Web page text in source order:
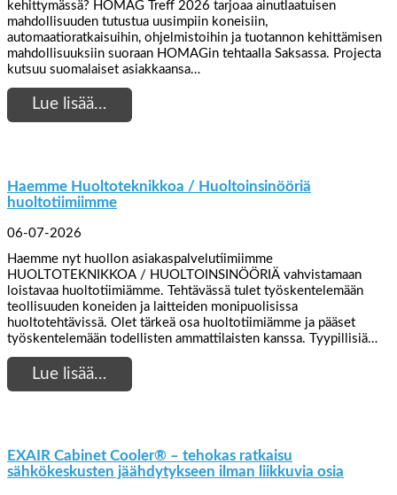
kehittymässä? HOMAG Treff 2026 tarjoaa ainutlaatuisen
mahdollisuuden tutustua uusimpiin koneisiin,
automaatioratkaisuihin, ohjelmistoihin ja tuotannon kehittämisen
mahdollisuuksiin suoraan HOMAGin tehtaalla Saksassa. Projecta
kutsuu suomalaiset asiakkaansa…
Lue lisää…
Haemme Huoltoteknikkoa / Huoltoinsinööriä
huoltotiimiimme
06-07-2026
Haemme nyt huollon asiakaspalvelutiimiimme
HUOLTOTEKNIKKOA / HUOLTOINSINÖÖRIÄ vahvistamaan
loistavaa huoltotiimiämme. Tehtävässä tulet työskentelemään
teollisuuden koneiden ja laitteiden monipuolisissa
huoltotehtävissä. Olet tärkeä osa huoltotiimiämme ja pääset
työskentelemään todellisten ammattilaisten kanssa. Tyypillisiä…
Lue lisää…
EXAIR Cabinet Cooler® – tehokas ratkaisu
sähkökeskusten jäähdytykseen ilman liikkuvia osia